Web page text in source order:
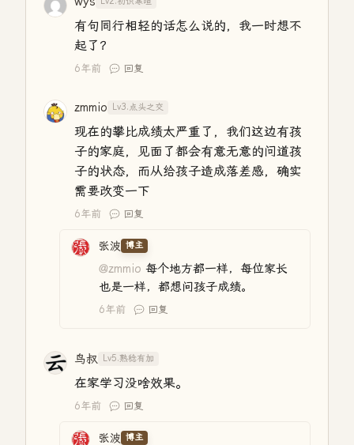
有句同行相轻的话怎么说的，我一时想不
起了？
6年前 回复
zmmio Lv3.点头之交
现在的攀比成绩太严重了，我们这边有孩
子的家庭，见面了都会有意无意的问道孩
子的状态，而从给孩子造成落差感，确实
需要改变一下
6年前 回复
张波 博主
@zmmio 每个地方都一样，每位家长
也是一样，都想问孩子成绩。
6年前 回复
鸟叔 Lv5.熟稔有加
在家学习没啥效果。
6年前 回复
张波 博主